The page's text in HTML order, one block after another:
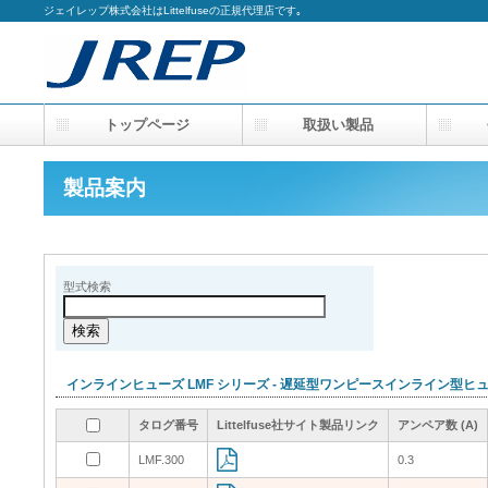
ジェイレップ株式会社はLittelfuseの正規代理店です｡
製品案内
型式検索
インラインヒューズ LMF シリーズ - 遅延型ワンピースインライン型ヒ
タログ番号 Littelfuse社サイト製品リンク アンペア数 (A)
タログ番号 Littelfuse社サイト製品リンク アンペア数 (A)
タログ番号 Littelfuse社サイト製品リンク アンペア数 (A)
LMF.300 0.3
タログ番号 Littelfuse社サイト製品リンク アンペア数 (A)
LMF.300 0.3
トップページ 取扱い製品